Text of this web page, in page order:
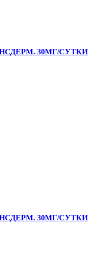
30МГ/СУТКИ
30МГ/СУТКИ